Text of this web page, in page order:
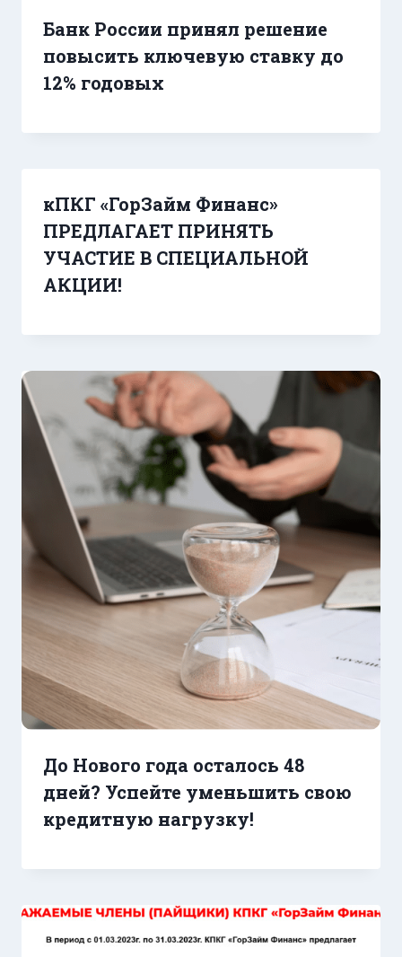
Банк России принял решение
повысить ключевую ставку до
12% годовых
кПКГ «ГорЗайм Финанс»
ПРЕДЛАГАЕТ ПРИНЯТЬ
УЧАСТИЕ В СПЕЦИАЛЬНОЙ
АКЦИИ!
До Нового года осталось 48
дней? Успейте уменьшить свою
кредитную нагрузку!